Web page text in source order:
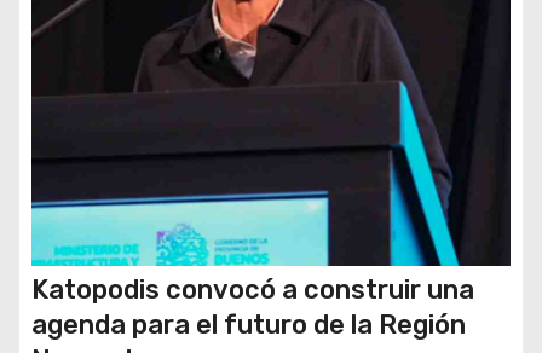
d
a
Katopodis convocó a construir una
agenda para el futuro de la Región